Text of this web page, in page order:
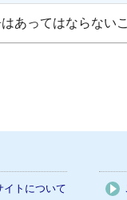
あってはならないこ
イトについて